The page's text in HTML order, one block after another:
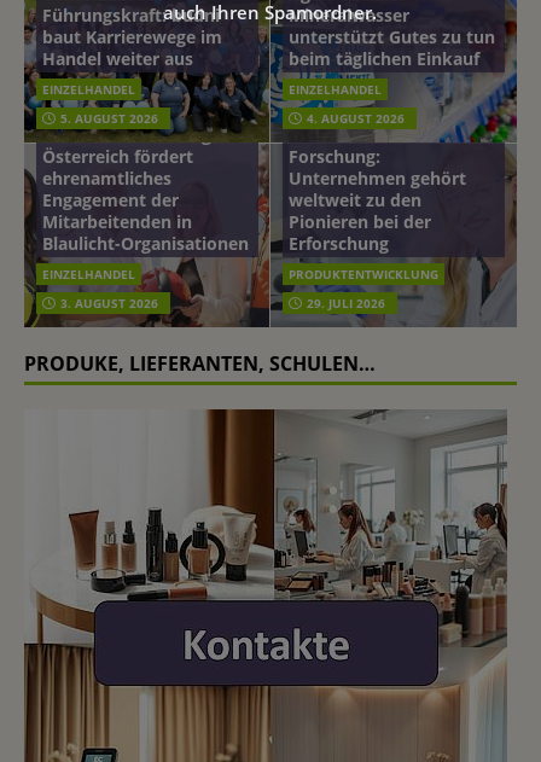
Führungskraft: budni
baut Karrierewege im
Handel weiter aus
EINZELHANDEL
5. AUGUST 2026
Mineralwasser
unterstützt Gutes zu tun
beim täglichen Einkauf
EINZELHANDEL
4. AUGUST 2026
mehr vom leben tag: dm
Österreich fördert
ehrenamtliches
Engagement der
Mitarbeitenden in
Blaulicht-Organisationen
EINZELHANDEL
3. AUGUST 2026
Beiersdorf
Hautmikrobiom-
Forschung:
Unternehmen gehört
weltweit zu den
Pionieren bei der
Erforschung
PRODUKTENTWICKLUNG
29. JULI 2026
PRODUKE, LIEFERANTEN, SCHULEN…
auch Ihren Spamordner.